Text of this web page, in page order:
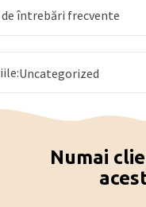
întrebări frecvente
Uncategorized
Numai